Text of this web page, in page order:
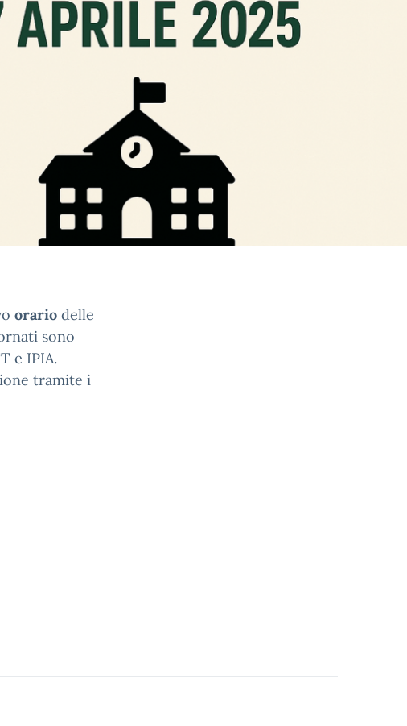
orario delle
sono
e IPIA.
tramite i